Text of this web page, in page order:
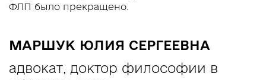
ФЛП было прекращено.
МАРШУК ЮЛИЯ СЕРГЕЕВНА
адвокат, доктор философии в